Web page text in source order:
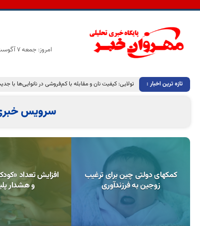
امروز: جمعه 7 آگوست 2026
تازه ترین اخبار : تولایی: کیفیت نان و مقابله با کم‌فروشی در نانوایی‌ها با
سرویس
افزایش تعداد
و هشدار
کمکهای دولتی چین برای ترغیب
زوجین به فرزندآوری